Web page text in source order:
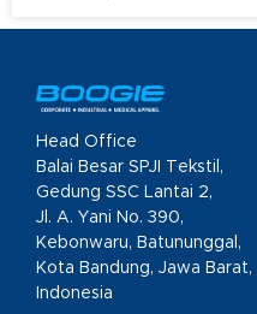
Head Office
Balai Besar SPJI Tekstil,
Gedung SSC Lantai 2,
Jl. A. Yani No. 390,
Kebonwaru, Batununggal,
Kota Bandung, Jawa Barat,
Indonesia